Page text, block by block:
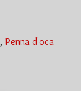
, Penna d'oca